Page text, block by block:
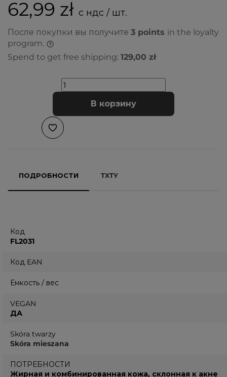
62,99 zł с ндс / шт.
После покупки вы получите 3 points in the loyalty
program.
Spend to get free shipping: 129,00 zł
В корзину
ПОДРОБНОСТИ TXTY
Код
FL2031
Код EAN
Емкость / вес
VEGAN
ДА
Skóra twarzy
Skóra mieszana
ПОТРЕБНОСТИ
Жирная и комбинированная кожа, склонная к акне